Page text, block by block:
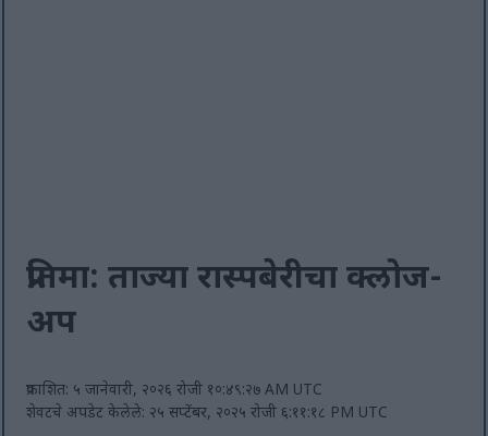
प्रतिमा: ताज्या रास्पबेरीचा क्लोज-
अप
प्रकाशित: ५ जानेवारी, २०२६ रोजी १०:४९:२७ AM UTC
शेवटचे अपडेट केलेले: २५ सप्टेंबर, २०२५ रोजी ६:११:१८ PM UTC